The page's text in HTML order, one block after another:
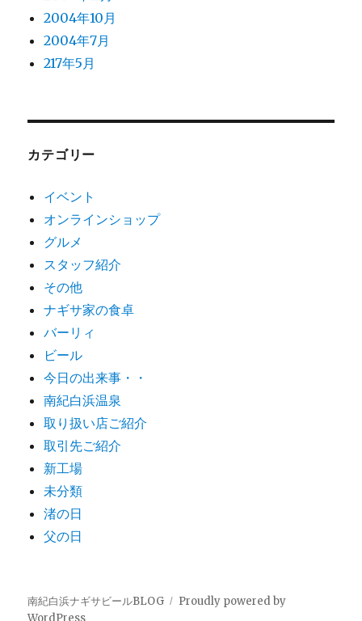
2004年10月
2004年7月
217年5月
カテゴリー
イベント
オンラインショップ
グルメ
スタッフ紹介
その他
ナギサ家の食卓
バーリィ
ビール
今日の出来事・・
南紀白浜温泉
取り扱い店ご紹介
取引先ご紹介
新工場
未分類
渚の日
父の日
南紀白浜ナギサビールBLOG
Proudly powered by
WordPress